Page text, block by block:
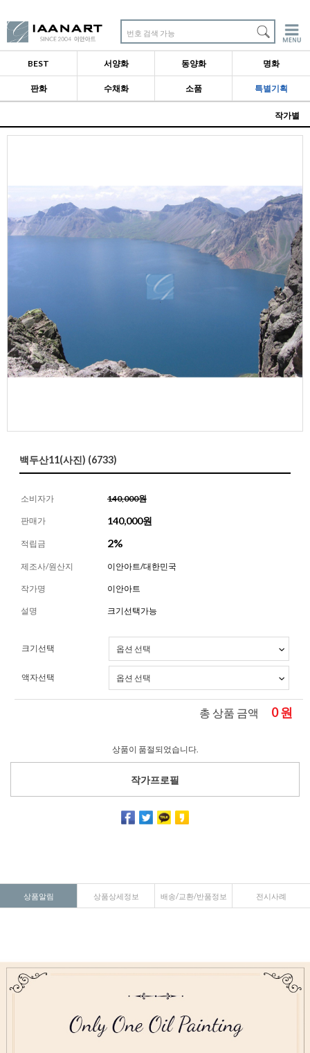
번호 검색 가능
BEST 서양화 동양화 명화
판화 수채화 소품 특별기획
작가별
백두산11(사진) (6733)
소비자가 140,000원
판매가 140,000원
적립금 2%
제조사/원산지 이안아트/대한민국
작가명 이안아트
설명 크기선택가능
크기선택
액자선택
총 상품 금액 0원
상품이 품절되었습니다.
작가프로필
상품알림 상품상세정보 배송/교환/반품정보 전시사례